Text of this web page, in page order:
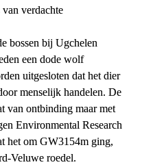
verdachte
bossen bij Ugchelen
een dode wolf
uitgesloten dat het dier
menselijk handelen. De
van ontbinding maar met
Environmental Research
het om GW3154m ging,
Veluwe roedel.